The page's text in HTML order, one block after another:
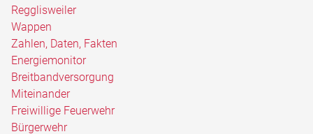
Regglisweiler
Wappen
Zahlen, Daten, Fakten
Energiemonitor
Breitbandversorgung
Miteinander
Freiwillige Feuerwehr
Bürgerwehr